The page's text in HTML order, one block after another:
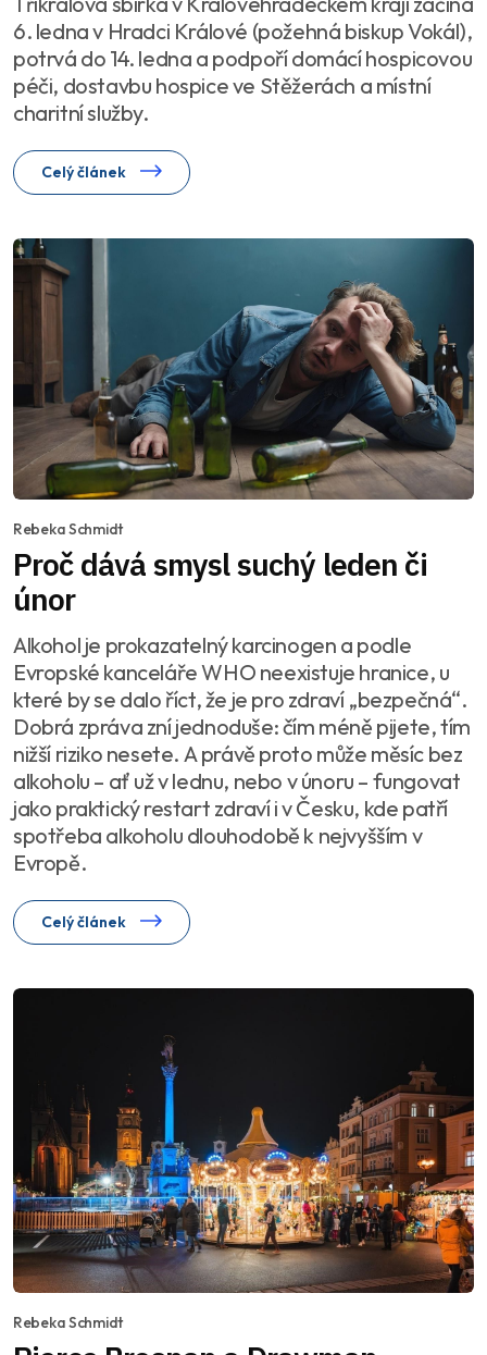
6. ledna v Hradci Králové (požehná biskup Vokál),
potrvá do 14. ledna a podpoří domácí hospicovou
péči, dostavbu hospice ve Stěžerách a místní
charitní služby.
Celý článek
Rebeka Schmidt
Proč dává smysl suchý leden či
únor
Alkohol je prokazatelný karcinogen a podle
Evropské kanceláře WHO neexistuje hranice, u
které by se dalo říct, že je pro zdraví „bezpečná“.
Dobrá zpráva zní jednoduše: čím méně pijete, tím
nižší riziko nesete. A právě proto může měsíc bez
alkoholu – ať už v lednu, nebo v únoru – fungovat
jako praktický restart zdraví i v Česku, kde patří
spotřeba alkoholu dlouhodobě k nejvyšším v
Evropě.
Celý článek
Rebeka Schmidt